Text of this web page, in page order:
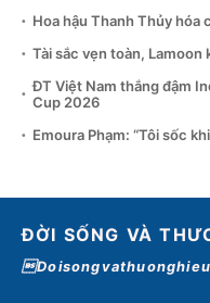
Hoa hậu Thanh Thủy hóa
Tài sắc vẹn toàn, Lamoon
ĐT Việt Nam thắng đậm
Cup 2026
Emoura Phạm: “Tôi sốc
ĐỜI SỐNG VÀ